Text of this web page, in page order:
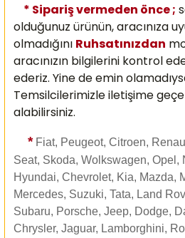
* Sipariş vermeden önce ;
olduğunuz ürünün, aracınıza
olmadığını Ruhsatınızdan
aracınızın bilgilerini kontrol
ederiz. Yine de emin
Temsilcilerimizle iletişime
alabilirsiniz.
*Fiat, Peugeot, Citroen,
Seat, Skoda, Wolkswagen, Opel,
Hyundai, Chevrolet, Kia, Mazda,
Mercedes, Suzuki, Tata, Land
Subaru, Porsche, Jeep, Dodge,
Chrysler, Jaguar, Lamborghini,